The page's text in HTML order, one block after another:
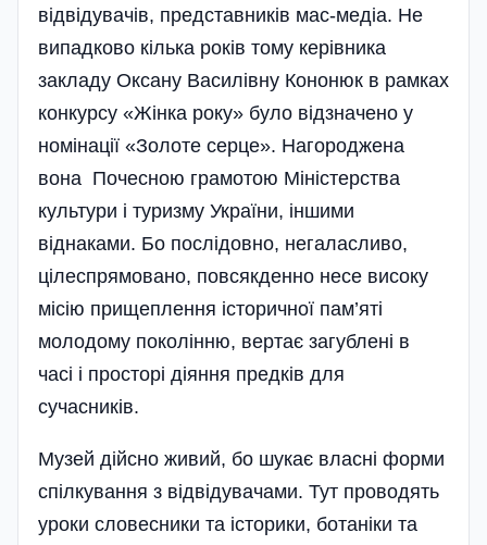
відвідувачів, представників мас-медіа. Не
випадково кілька років тому керівника
закладу Оксану Василівну Кононюк в рамках
конкурсу «Жінка року» було відзначено у
номінації «Золоте серце». Нагороджена
вона Почесною грамотою Міністерства
культури і туризму України, іншими
віднаками. Бо послідовно, негаласливо,
цілеспрямовано, повсякденно несе високу
місію прищеплення історичної пам’я­ті
молодому поколінню, вертає загублені в
часі і просторі діяння предків для
сучасників.
Музей дійсно живий, бо шукає власні форми
спілкування з відвідувачами. Тут проводять
уроки словесники та історики, ботаніки та